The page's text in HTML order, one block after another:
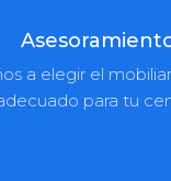
a elegir el
para tu